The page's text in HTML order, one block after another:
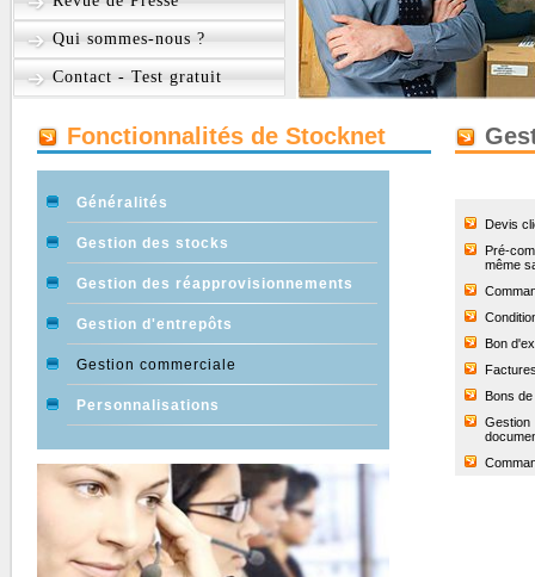
Qui sommes-nous ?
Contact - Test gratuit
Fonctionnalités de Stocknet
Généralités
Gestion des stocks
Gestion des réapprovisionnements
Gestion d'entrepôts
Gestion commerciale
Personnalisations
Devis
Pré-
même
Bon
Bons